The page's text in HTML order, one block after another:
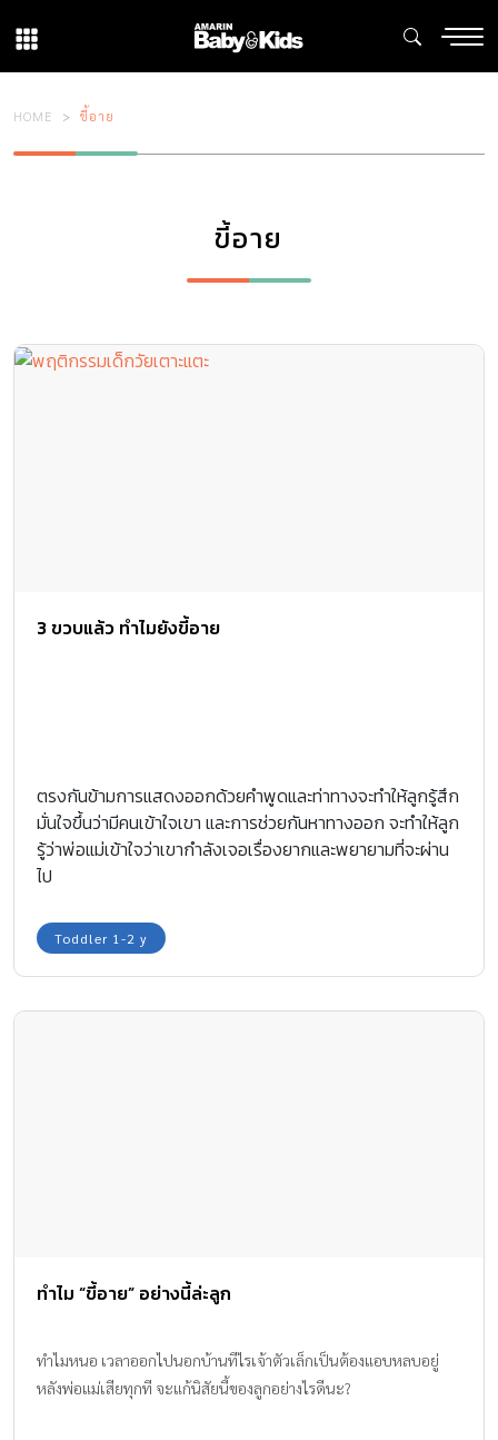
HOME ขี้อาย
ขี้อาย
3 ขวบแล้ว ทำไมยังขี้อาย
ตรงกันข้ามการแสดงออกด้วยคำพูดและท่าทางจะทำให้ลูกรู้สึก
มั่นใจขึ้นว่ามีคนเข้าใจเขา และการช่วยกันหาทางออก จะทำให้ลูก
รู้ว่าพ่อแม่เข้าใจว่าเขากำลังเจอเรื่องยากและพยายามที่จะผ่าน
ไป
Toddler 1-2 y
ทำไม “ขี้อาย” อย่างนี้ล่ะลูก
ทำไมหนอ เวลาออกไปนอกบ้านทีไรเจ้าตัวเล็กเป็นต้องแอบหลบอยู่
หลังพ่อแม่เสียทุกที จะแก้นิสัยนี้ของลูกอย่างไรดีนะ?